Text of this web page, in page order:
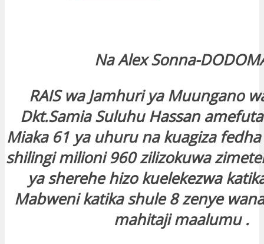
Na Alex Sonna-
RAIS wa Jamhuri ya Muungano
Dkt.Samia Suluhu Hassan
Miaka 61 ya uhuru na kuagiza
shilingi milioni 960 zilizokuwa
ya sherehe hizo kuelekezwa
Mabweni katika shule 8 zenye
mahitaji maalumu .